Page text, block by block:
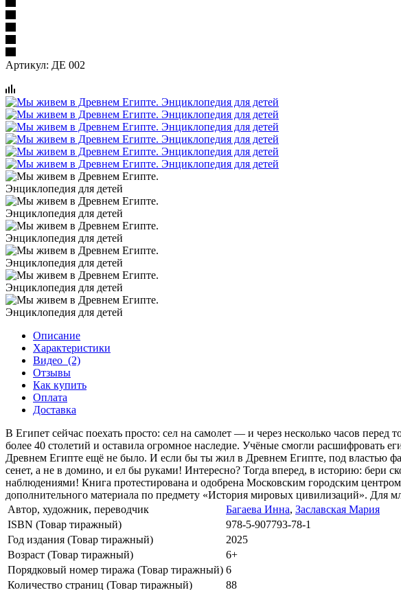
Артикул: ДЕ 002
Описание
Характеристики
Видео (2)
Отзывы
Как купить
Оплата
Доставка
В Египет сейчас поехать просто: сел на самолет — и через несколько часов
более 40 столетий и оставила огромное наследие. Учёные смогли расшифровать
Древнем Египте ещё не было. И если бы ты жил в Древнем Египте, под властью
сенет, а не в домино, и ел бы руками! Интересно? Тогда вперед, в историю: бери
наблюдениями! Книга протестирована и одобрена Московским городским
дополнительного материала по предмету «История мировых цивилизаций». Для
Автор, художник, переводчик
Багаева Инна, Заславская Мария
ISBN (Товар тиражный)
978-5-907793-78-1
Год издания (Товар тиражный)
2025
Возраст (Товар тиражный)
6+
Порядковый номер тиража (Товар тиражный) 6
Количество страниц (Товар тиражный)
88